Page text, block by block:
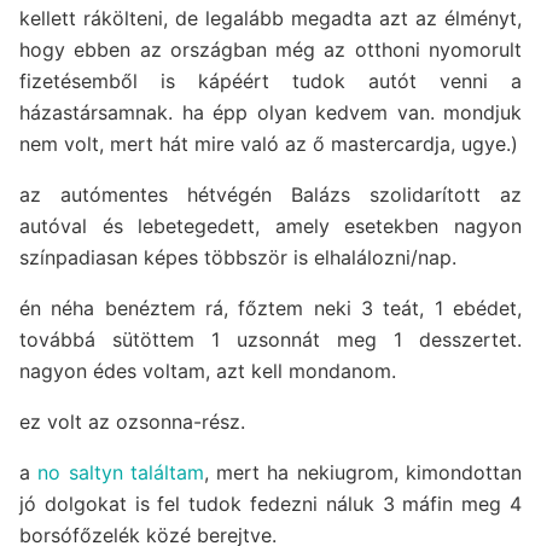
kellett rákölteni, de legalább megadta azt az élményt,
hogy ebben az országban még az otthoni nyomorult
fizetésemből is kápéért tudok autót venni a
házastársamnak. ha épp olyan kedvem van. mondjuk
nem volt, mert hát mire való az ő mastercardja, ugye.)
az autómentes hétvégén Balázs szolidarított az
autóval és lebetegedett, amely esetekben nagyon
színpadiasan képes többször is elhalálozni/nap.
én néha benéztem rá, főztem neki 3 teát, 1 ebédet,
továbbá sütöttem 1 uzsonnát meg 1 desszertet.
nagyon édes voltam, azt kell mondanom.
ez volt az ozsonna-rész.
a no saltyn találtam, mert ha nekiugrom, kimondottan
jó dolgokat is fel tudok fedezni náluk 3 máfin meg 4
borsófőzelék közé berejtve.